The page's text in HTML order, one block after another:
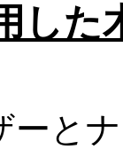
した
ーと